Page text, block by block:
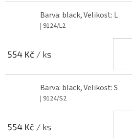
Barva: black, Velikost: L
| 9124/L2
554 Kč / ks
Barva: black, Velikost: S
| 9124/S2
554 Kč / ks